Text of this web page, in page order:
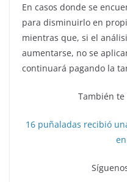
En casos donde se
para disminuirlo en
mientras que, si el
aumentarse, no se
continuará pagando la
También
16 puñaladas recibió